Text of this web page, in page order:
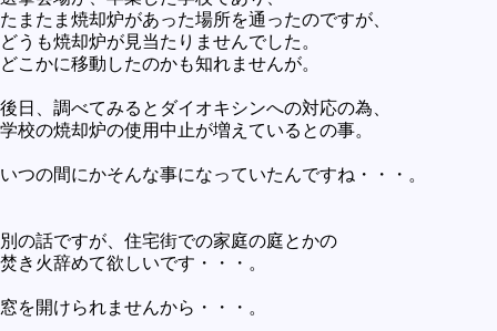
たまたま焼却炉があった場所を通ったのですが、
どうも焼却炉が見当たりませんでした。
どこかに移動したのかも知れませんが。
後日、調べてみるとダイオキシンへの対応の為、
学校の焼却炉の使用中止が増えているとの事。
いつの間にかそんな事になっていたんですね・・・。
別の話ですが、住宅街での家庭の庭とかの
焚き火辞めて欲しいです・・・。
窓を開けられませんから・・・。